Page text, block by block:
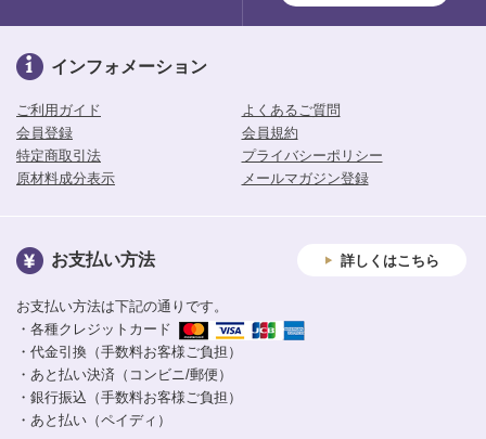
インフォメーション
ご利用ガイド
よくあるご質問
会員登録
会員規約
特定商取引法
プライバシーポリシー
原材料成分表示
メールマガジン登録
お支払い方法 詳しくはこちら
お支払い方法は下記の通りです。
・各種クレジットカード
・代金引換（手数料お客様ご負担）
・あと払い決済（コンビニ/郵便）
・銀行振込（手数料お客様ご負担）
・あと払い（ペイディ）